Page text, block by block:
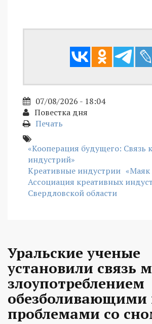
07/08/2026 - 18:04
Повестка дня
Печать
«Кооперация будущего: Связь
индустрий»
Креативные индустрии «Маяк
Ассоциация креативных
Свердловской области
Уральские ученые
установили связь
злоупотреблением
обезболивающими
проблемами со